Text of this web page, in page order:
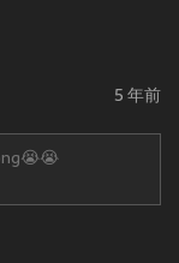
5 年前